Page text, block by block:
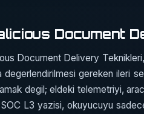
Document
Document Delivery
degerlendirilmesi gereken ileri
degil; eldeki telemetriyi,
L3 yazisi, okuyucuyu